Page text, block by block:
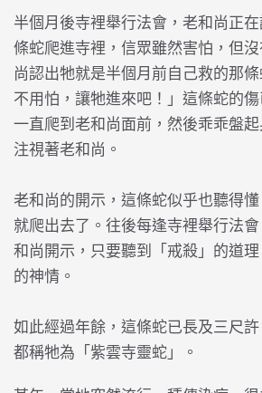
半個月後寺裡舉行法會，老和尚正
條蛇爬進寺裡，信眾雖然害怕，但
尚認出牠就是半個月前自己救的那
不用怕，讓牠進來吧！」這條蛇的
一直爬到老和尚面前，然後乖乖盤起
注視著老和尚。
老和尚的開示，這條蛇似乎也聽得
就爬出去了。往後每逢寺裡舉行法
和尚開示，只要聽到「戒殺」的道
的神情。
如此經過年餘，這條蛇已長及三尺
都稱牠為「紫雲寺靈蛇」。